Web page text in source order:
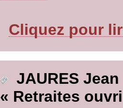
Cliquez pour
JAURES Jean
« Retraites